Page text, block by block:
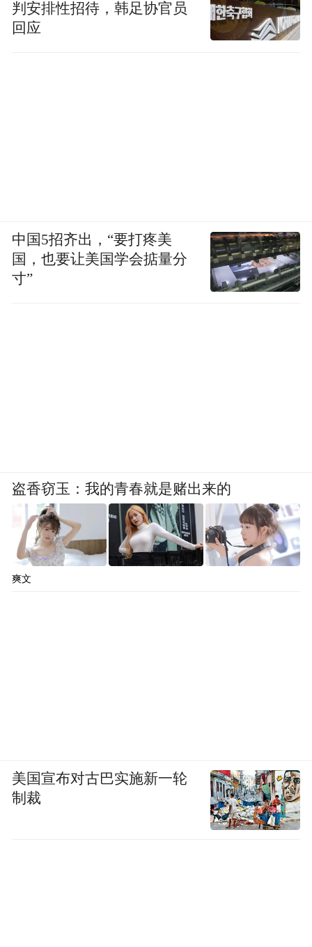
判安排性招待，韩足协官员
回应
中国5招齐出，“要打疼美
国，也要让美国学会掂量分
寸”
盗香窃玉：我的青春就是赌出来的
爽文
美国宣布对古巴实施新一轮
制裁